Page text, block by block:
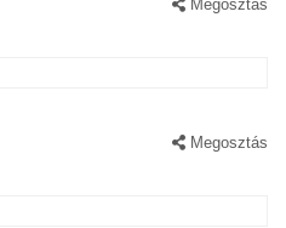
Megosztás
Megosztás